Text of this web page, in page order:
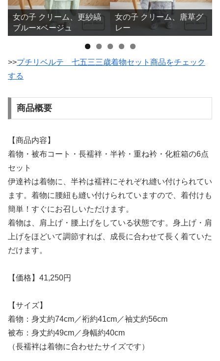
女の子 クリーム、更紗縞
ブルー×ベージュ
女の子 クリーム、唐草グ
レー
>>プチリベルテ 七五三三歳着物セット商品をチェック
する
商品概要
【商品内容】
着物・被布コート・長襦袢・半衿・重ね衿・化粧箱の6点
セット
伊達衿は着物に、半衿は襦袢にそれぞれ縫い付けられてい
ます。着物に腰紐も縫い付けられていますので、着付けも
簡単！すぐにお召しいただけます。
着物は、肩上げ・腰上げをしている状態です。身上げ・肩
上げをほどいて調節すれば、成長に合わせて長く着ていた
だけます。
【価格】41,250円
【サイズ】
着物：身丈約74cm／裄約41cm／袖丈約56cm
被布：身丈約49cm／身幅約40cm
（長襦袢は着物に合わせたサイズです）